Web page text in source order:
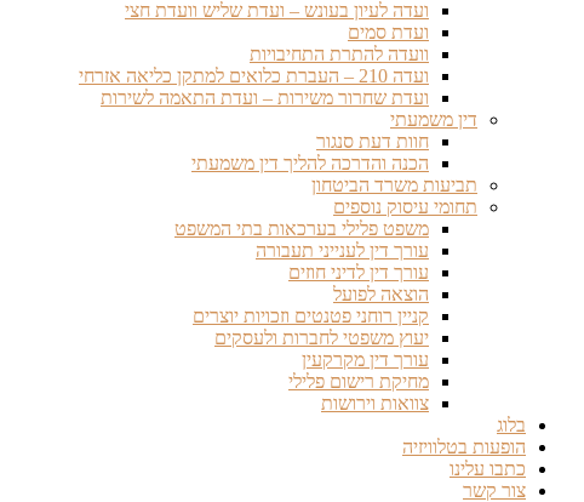
ועדה לעיון בעונש – ועדת שליש וועדת חצי
ועדת סמים
וועדה להתרת התחיבויות
ועדה 210 – העברת כלואים למתקן כליאה אזרחי
ועדת שחרור משירות – ועדת התאמה לשירות
דין משמעתי
חוות דעת סנגור
הכנה והדרכה להליך דין משמעתי
תביעות משרד הביטחון
תחומי עיסוק נוספים
משפט פלילי בערכאות בתי המשפט
עורך דין לענייני תעבורה
עורך דין לדיני חוזים
הוצאה לפועל
קניין רוחני פטנטים וזכויות יוצרים
יעוץ משפטי לחברות ולעסקים
עורך דין מקרקעין
מחיקת רישום פלילי
צוואות וירושות
בלוג
הופעות בטלוויזיה
כתבו עלינו
צור קשר